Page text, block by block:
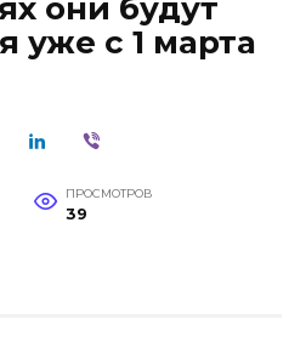
они будут
уже с 1 марта
ПРОСМОТРОВ
39